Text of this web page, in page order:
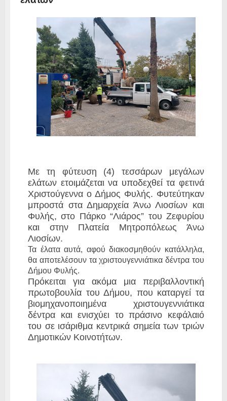
Με τη φύτευση (4) τεσσάρων μεγάλων
ελάτων ετοιμάζεται να υποδεχθεί τα φετινά
Χριστούγεννα ο Δήμος Φυλής. Φυτεύτηκαν
μπροστά στα Δημαρχεία Άνω Λιοσίων και
Φυλής, στο Πάρκο “Λιάρος” του Ζεφυρίου
και στην Πλατεία Μητροπόλεως Άνω
Λιοσίων.
Τα έλατα αυτά, αφού διακοσμηθούν κατάλληλα,
θα αποτελέσουν τα χριστουγεννιάτικα δέντρα του
Δήμου Φυλής.
Πρόκειται για ακόμα μια περιβαλλοντική
πρωτοβουλία του Δήμου, που καταργεί τα
βιομηχανοποιημένα χριστουγεννιάτικα
δέντρα και ενισχύει το πράσινο κεφάλαιό
του σε ισάριθμα κεντρικά σημεία των τριών
Δημοτικών Κοινοτήτων.